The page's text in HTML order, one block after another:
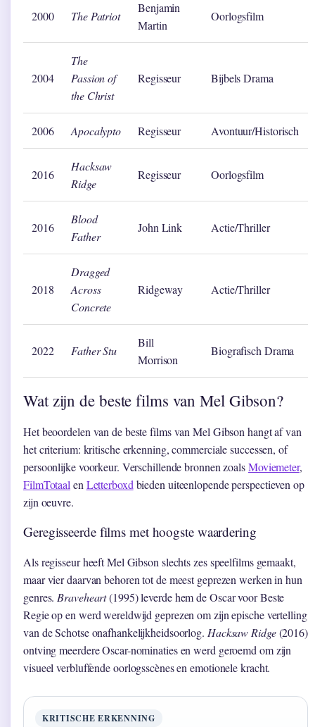
2000 The Patriot
Benjamin
Martin
Oorlogsfilm
2004
The
Passion of
the Christ
Regisseur Bijbels Drama
2006 Apocalypto Regisseur Avontuur/Historisch
2016
Hacksaw
Ridge
Regisseur Oorlogsfilm
2016
Blood
Father
John Link Actie/Thriller
2018
Dragged
Across
Concrete
Ridgeway Actie/Thriller
2022 Father Stu
Bill
Morrison
Biografisch Drama
Wat zijn de beste films van Mel Gibson?
Het beoordelen van de beste films van Mel Gibson hangt af van
het criterium: kritische erkenning, commerciale successen, of
persoonlijke voorkeur. Verschillende bronnen zoalsMoviemeter,
FilmTotaal en Letterboxd bieden uiteenlopende perspectieven op
zijn oeuvre.
Geregisseerde films met hoogste waardering
Als regisseur heeft Mel Gibson slechts zes speelfilms gemaakt,
maar vier daarvan behoren tot de meest geprezen werken in hun
genres. Braveheart(1995) leverde hem de Oscar voor Beste
Regie op en werd wereldwijd geprezen om zijn epische vertelling
van de Schotse onafhankelijkheidsoorlog. Hacksaw Ridge(2016)
ontving meerdere Oscar-nominaties en werd geroemd om zijn
visueel verbluffende oorlogsscènes en emotionele kracht.
KRITISCHE ERKENNING